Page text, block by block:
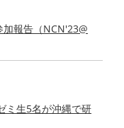
報告（NCN'23@
ミ生5名が沖縄で研